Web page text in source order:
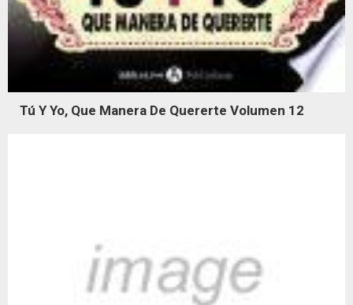
Tú Y Yo, Que Manera De Quererte Volumen 12